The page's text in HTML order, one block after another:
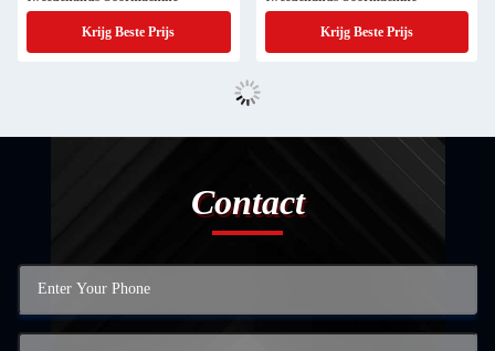
Krijg Beste Prijs Krijg Beste Prijs
Contact